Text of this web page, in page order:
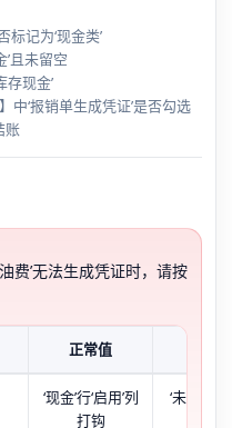
标记为‘现金类’
’且未留空
存现金’
‘报销单生成凭证’是否勾选
账
费’无法生成凭证时，请按
正常值
‘现金’行‘启用’列
打钩
‘未启用’